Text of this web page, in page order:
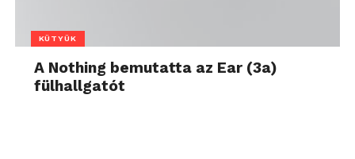
KÜTYÜK
A Nothing bemutatta az Ear (3a)
fülhallgatót